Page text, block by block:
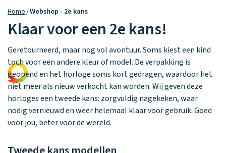
9.2
Onze gps
horloges
Connect
YOU
Connect
NEXT
Connect
UP
Horloges
vergelijken
Horlogebandjes
Opladers
Ontdek alle
accessoires
Hoe werkt
het?
Ontdek hoe
het werkt
Zo werken het
kinderhorloge
en de
one2track-app
samen.
Positie en GPS
Datakosten
Blogs
Over ons
Ons verhaal
Home Webshop - 2e kans
Klaar voor een 2e kans!
Geretourneerd, maar nog vol avontuur. Soms kiest een kind
toch voor een andere kleur of model. De verpakking is
geopend en het horloge soms kort gedragen, waardoor het
niet meer als nieuw verkocht kan worden. Wij geven deze
horloges een tweede kans: zorgvuldig nagekeken, waar
nodig vernieuwd en weer helemaal klaar voor gebruik. Goed
voor jou, beter voor de wereld.